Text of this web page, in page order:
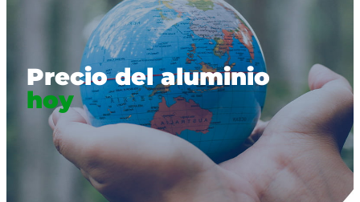
Precio del aluminio
hoy